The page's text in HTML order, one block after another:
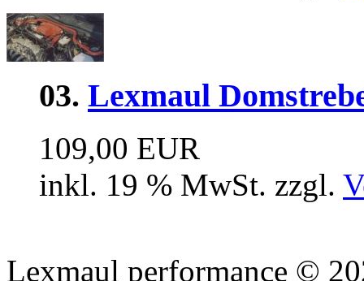
03. Lexmaul
109,00 EUR
inkl. 19 % MwSt. zzgl.
Lexmaul performance ©